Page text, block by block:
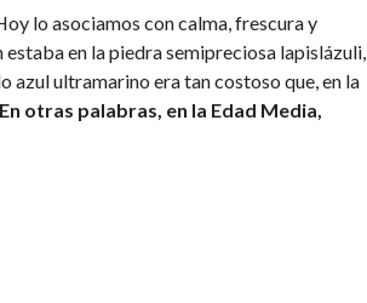
lo asociamos con calma, frescura y
en la piedra semipreciosa lapislázuli,
azul ultramarino era tan costoso que, en la
otras palabras, en la Edad Media,